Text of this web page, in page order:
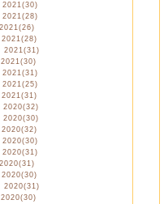
2021(30)
2021(28)
2021(31)
2021(31)
2021(25)
2020(32)
2020(30)
2020(30)
2020(31)
2020(31)